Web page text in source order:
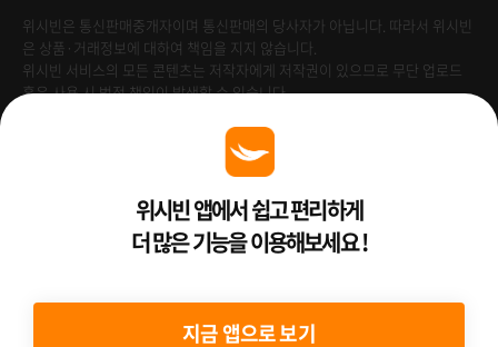
위시빈은 통신판매중개자이며 통신판매의 당사자가 아닙니다. 따라서 위시빈
은 상품·거래정보에 대하여 책임을 지지 않습니다.
위시빈 서비스의 모든 콘텐츠는 저작자에게 저작권이 있으므로 무단 업로드
혹은 사용 시 법적 책임이 발생할 수 있습니다.
Venture Enterprise위시빈 앱에서 쉽고 편리하게
더 많은 기능을 이용해보세요 !
지금 앱으로 보기